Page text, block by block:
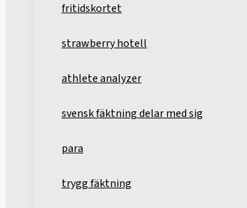
fritidskortet
strawberry hotell
athlete analyzer
svensk fäktning delar med sig
para
trygg fäktning